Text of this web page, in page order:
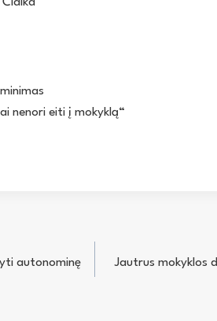
nenori eiti į mokyklą“
autonominę
Jautrus mokyklos